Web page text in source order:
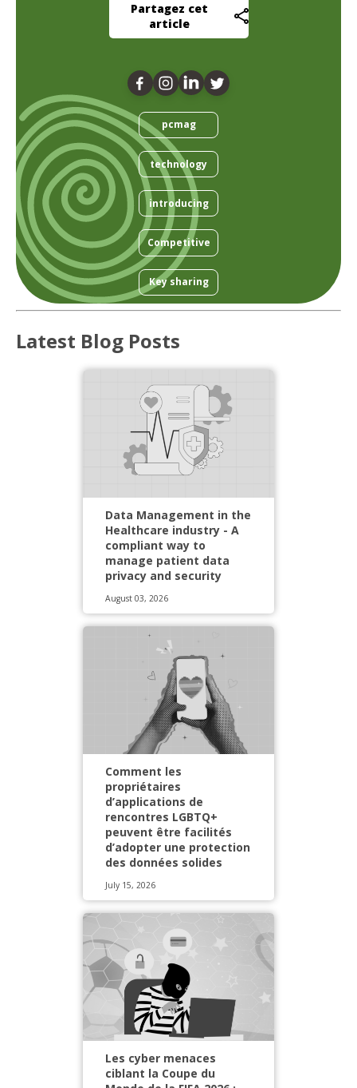
Partagez cet
article
pcmag
technology
introducing
Competitive
Key sharing
Latest Blog Posts
Data Management in the
Healthcare industry - A
compliant way to
manage patient data
privacy and security
August 03, 2026
Comment les
propriétaires
d’applications de
rencontres LGBTQ+
peuvent être facilités
d’adopter une protection
des données solides
July 15, 2026
Les cyber menaces
ciblant la Coupe du